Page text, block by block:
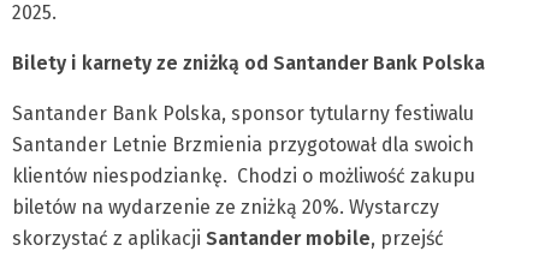
2025.
Bilety i karnety ze zniżką od Santander Bank Polska
Santander Bank Polska, sponsor tytularny festiwalu
Santander Letnie Brzmienia przygotował dla swoich
klientów niespodziankę. Chodzi o możliwość zakupu
biletów na wydarzenie ze zniżką 20%. Wystarczy
skorzystać z aplikacji Santander mobile, przejść